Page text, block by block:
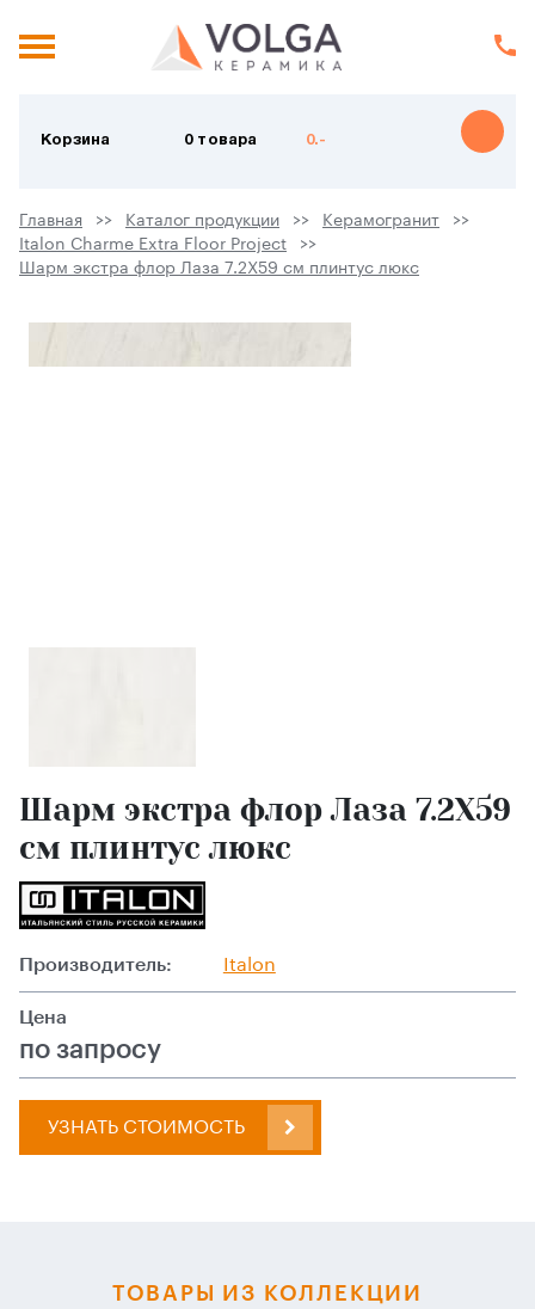
Корзина 0 товара 0.-
Главная Каталог продукции
Керамогранит
Italon Charme Extra Floor Project
Шарм экстра флор Лаза 7.2X59 см плинтус люкс
Шарм экстра флор Лаза 7.2X59
см плинтус люкс
Производитель: Italon
Цена
по запросу
УЗНАТЬ СТОИМОСТЬ
ТОВАРЫ ИЗ КОЛЛЕКЦИИ